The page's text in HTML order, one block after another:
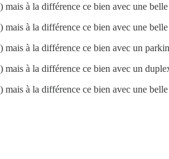
mais à la différence ce bien avec une
mais à la différence ce bien avec une
mais à la différence ce bien avec un
mais à la différence ce bien avec un
mais à la différence ce bien avec une